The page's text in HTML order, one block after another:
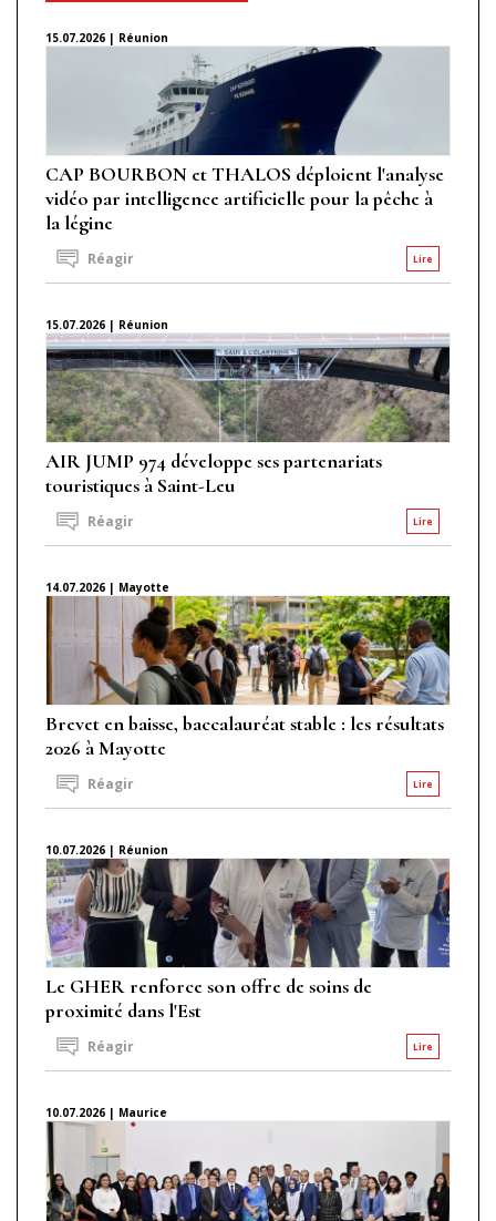
15.07.2026 | Réunion
CAP BOURBON et THALOS déploient l'analyse
vidéo par intelligence artificielle pour la pêche à
la légine
Lire
Réagir
15.07.2026 | Réunion
AIR JUMP 974 développe ses partenariats
touristiques à Saint-Leu
Lire
Réagir
14.07.2026 | Mayotte
Brevet en baisse, baccalauréat stable : les résultats
2026 à Mayotte
Lire
Réagir
10.07.2026 | Réunion
Le GHER renforce son offre de soins de
proximité dans l'Est
Lire
Réagir
10.07.2026 | Maurice